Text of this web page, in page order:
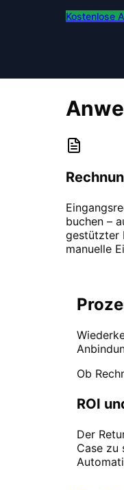
Kostenlose
buchen –
gestützter
manuelle
Ob
ROI
Der
Case zu